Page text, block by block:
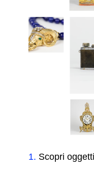
1. Scopri